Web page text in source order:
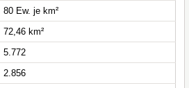
80 Ew. je km²
72,46 km²
5.772
2.856